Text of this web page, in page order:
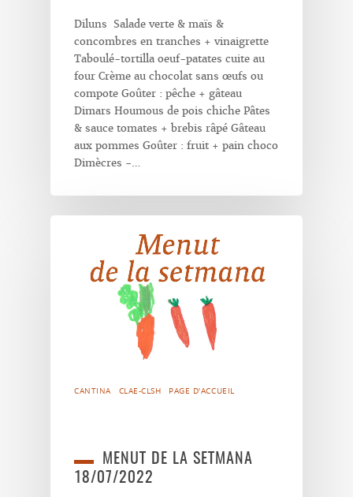
Diluns Salade verte & maïs &
concombres en tranches + vinaigrette
Taboulé-tortilla oeuf-patates cuite au
four Crème au chocolat sans œufs ou
compote Goûter : pêche + gâteau
Dimars Houmous de pois chiche Pâtes
& sauce tomates + brebis râpé Gâteau
aux pommes Goûter : fruit + pain choco
Dimècres -…
CANTINA CLAE-CLSH PAGE D'ACCUEIL
MENUT DE LA SETMANA
18/07/2022